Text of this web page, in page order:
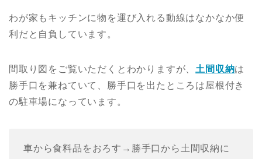
わが家もキッチンに物を運び入れる動線はなかなか便
利だと自負しています。
間取り図をご覧いただくとわかりますが、 土間収納は
勝手口を兼ねていて、勝手口を出たところは屋根付き
の駐車場になっています。
車から食料品をおろす→勝手口から土間収納に